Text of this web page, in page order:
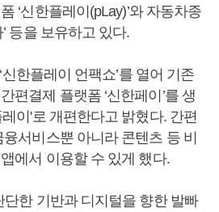
‘신한플레이(pLay)’와 자동차종
등을 보유하고 있다.
신한플레이 언팩쇼’를 열어 기존
편결제 플랫폼 ‘신한페이’를 생
이'로 개편한다고 밝혔다. 간편
서비스뿐 아니라 콘텐츠 등 비
에서 이용할 수 있게 했다.
단한 기반과 디지털을 향한 발빠